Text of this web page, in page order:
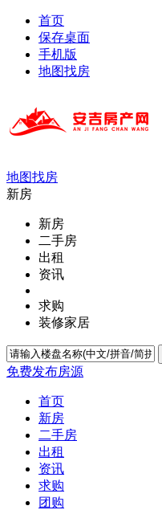
首页
保存桌面
手机版
地图找房
地图找房
新房
新房
二手房
出租
资讯
求购
装修家居
免费发布房源
首页
新房
二手房
出租
资讯
求购
团购